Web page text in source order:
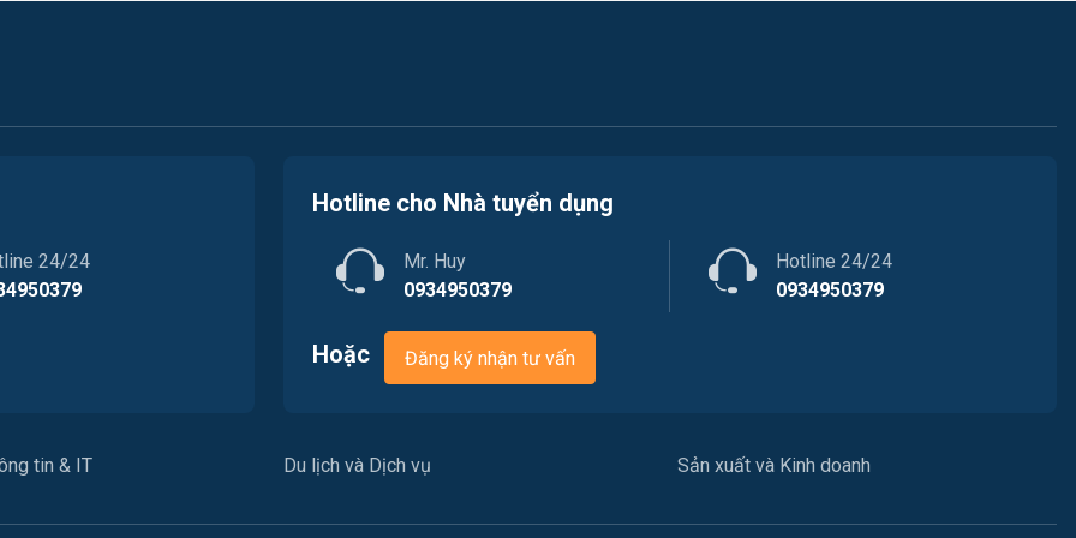
24/24
Hotline cho Nhà tuyển dụng
Mr. Huy
0934950379
Hotline 24/24
0934950379
Hoặc Đăng ký nhận tư vấn
tin & IT Du lịch và Dịch vụ Sản xuất và Kinh doanh